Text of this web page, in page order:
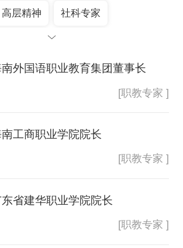
高层精神 社科专家
外国语职业教育集团董事长
[职教专家 ]
工商职业学院院长
[职教专家 ]
省建华职业学院院长
[职教专家 ]